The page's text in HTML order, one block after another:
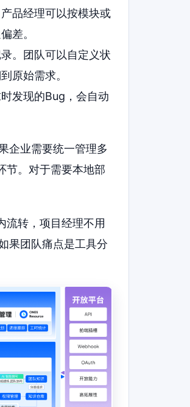
品经理可以按模块或
差。
。团队可以自定义状
原始需求。
发现的Bug，会自动
企业需要统一管理多
节。对于需要本地部
流转，项目经理不用
果团队痛点是工具分